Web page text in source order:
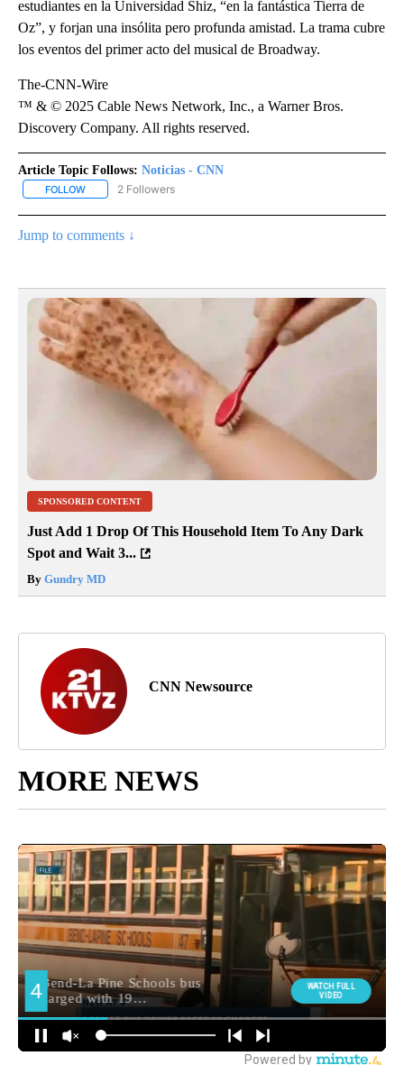
estudiantes en la Universidad Shiz, “en la fantástica Tierra de
Oz”, y forjan una insólita pero profunda amistad. La trama cubre
los eventos del primer acto del musical de Broadway.
The-CNN-Wire
™ & © 2025 Cable News Network, Inc., a Warner Bros.
Discovery Company. All rights reserved.
Article Topic Follows: Noticias - CNN
FOLLOW FOLLOW "NOTICIAS - CNN" TO RECEIVE NOTIFICATIONS ABOUT
2 Followers
Jump to comments ↓
SPONSORED CONTENT
Just Add 1 Drop Of This Household Item To Any Dark
Spot and Wait 3...
By Gundry MD
CNN Newsource
MORE NEWS